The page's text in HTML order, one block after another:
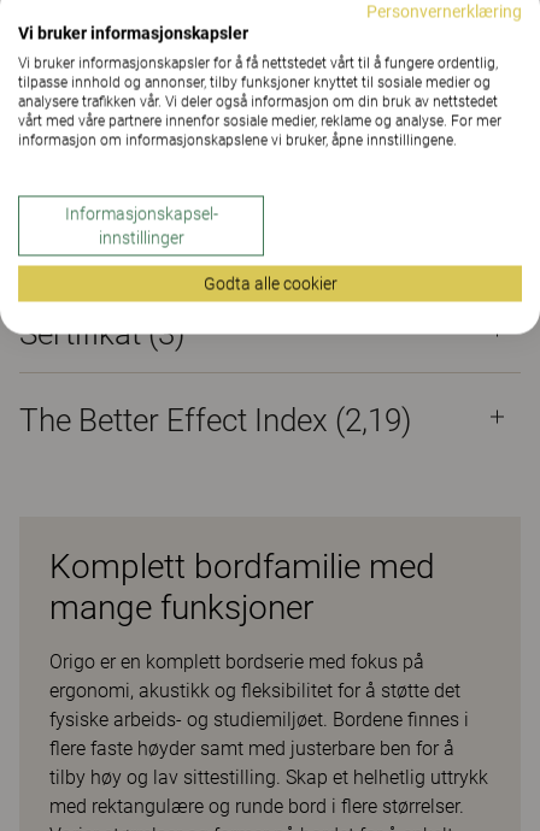
Egenskaper
Material (21)
Downloads (3)
Sertifikat (3)
The Better Effect Index (2,19)
Komplett bordfamilie med
mange funksjoner
Origo er en komplett bordserie med fokus på
ergonomi, akustikk og fleksibilitet for å støtte det
fysiske arbeids- og studiemiljøet. Bordene finnes i
flere faste høyder samt med justerbare ben for å
tilby høy og lav sittestilling. Skap et helhetlig uttrykk
med rektangulære og runde bord i flere størrelser.
Personvernerklæring
Vi bruker informasjonskapsler
Vi bruker informasjonskapsler for å få nettstedet vårt til å fungere ordentlig,
tilpasse innhold og annonser, tilby funksjoner knyttet til sosiale medier og
analysere trafikken vår. Vi deler også informasjon om din bruk av nettstedet
vårt med våre partnere innenfor sosiale medier, reklame og analyse. For mer
informasjon om informasjonskapslene vi bruker, åpne innstillingene.
Informasjonskapsel-
innstillinger
Godta alle cookier